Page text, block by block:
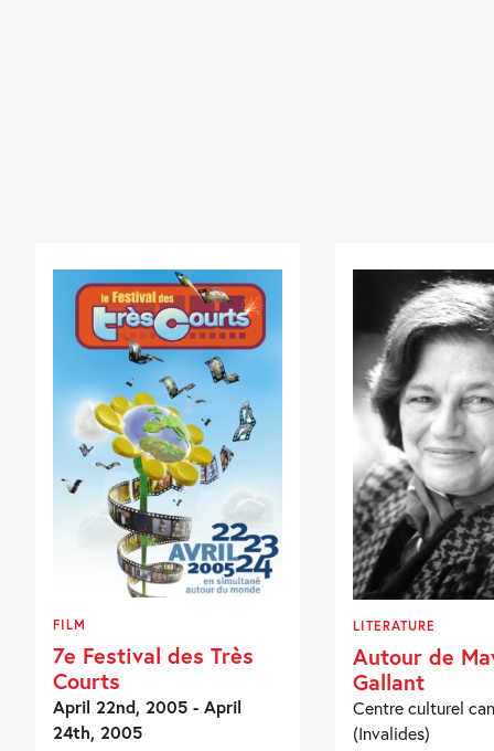
FILM
7e Festival des Très
Courts
April 22nd, 2005 - April
24th, 2005
LITERATURE
Autour de
Gallant
Centre culturel
(Invalides)